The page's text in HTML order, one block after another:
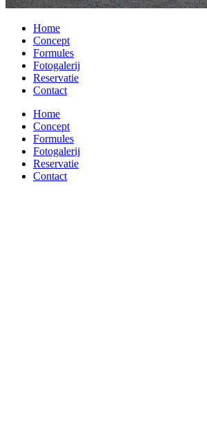
Home
Concept
Formules
Fotogalerij
Reservatie
Contact
Home
Concept
Formules
Fotogalerij
Reservatie
Contact